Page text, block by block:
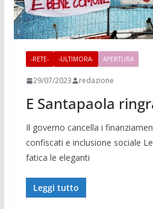
-RETE- -ULTIMORA- APERTURA
29/07/2023 redazione
E Santapaola
Il governo cancella i
confiscati e inclusione sociale
fatica le eleganti
Leggi tutto